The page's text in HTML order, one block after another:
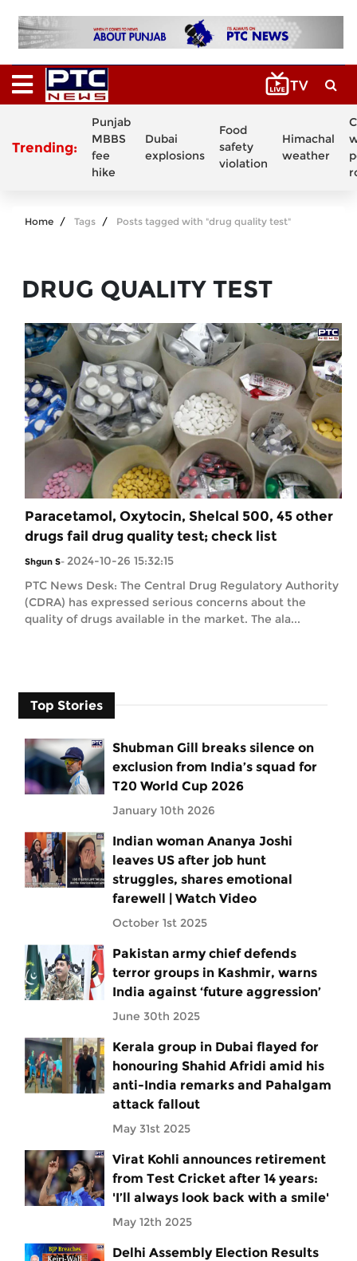
Trending:
Punjab
MBBS
fee
hike
Dubai
explosions
Food
safety
violation
Himachal
weather
Home Tags Posts tagged with "drug quality test"
DRUG QUALITY TEST
Paracetamol, Oxytocin, Shelcal 500, 45 other
drugs fail drug quality test; check list
Shgun S- 2024-10-26 15:32:15
PTC News Desk: The Central Drug Regulatory Authority
(CDRA) has expressed serious concerns about the
quality of drugs available in the market. The ala...
Top Stories
Shubman Gill breaks silence on
exclusion from India’s squad for
T20 World Cup 2026
January 10th 2026
Indian woman Ananya Joshi
leaves US after job hunt
struggles, shares emotional
farewell | Watch Video
October 1st 2025
Pakistan army chief defends
terror groups in Kashmir, warns
India against ‘future aggression’
June 30th 2025
Kerala group in Dubai flayed for
honouring Shahid Afridi amid his
anti-India remarks and Pahalgam
attack fallout
May 31st 2025
Virat Kohli announces retirement
from Test Cricket after 14 years:
'I’ll always look back with a smile'
May 12th 2025
Delhi Assembly Election Results